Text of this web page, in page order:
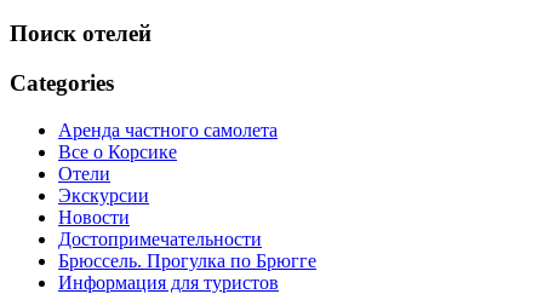
Поиск отелей
Categories
Аренда частного самолета
Все о Корсике
Отели
Экскурсии
Новости
Достопримечательности
Брюссель. Прогулка по Брюгге
Информация для туристов